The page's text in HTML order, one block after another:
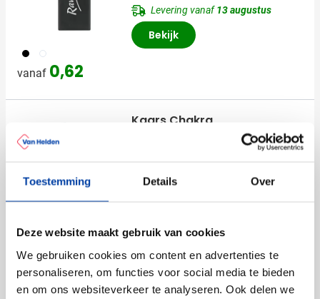
Toestemming Details Over
Deze website maakt gebruik van cookies
We gebruiken cookies om content en advertenties te
personaliseren, om functies voor social media te bieden
en om ons websiteverkeer te analyseren. Ook delen we
001 002
vanaf 0,62
Levering vanaf13 augustus
Bekijk
vanaf 2,55
Kaars Chakra
Bedrukken vanaf 1 stuks
13 augustus
Bekijk